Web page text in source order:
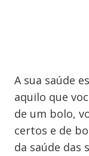
A sua saúde
aquilo que
de um bolo,
certos e de
da saúde das